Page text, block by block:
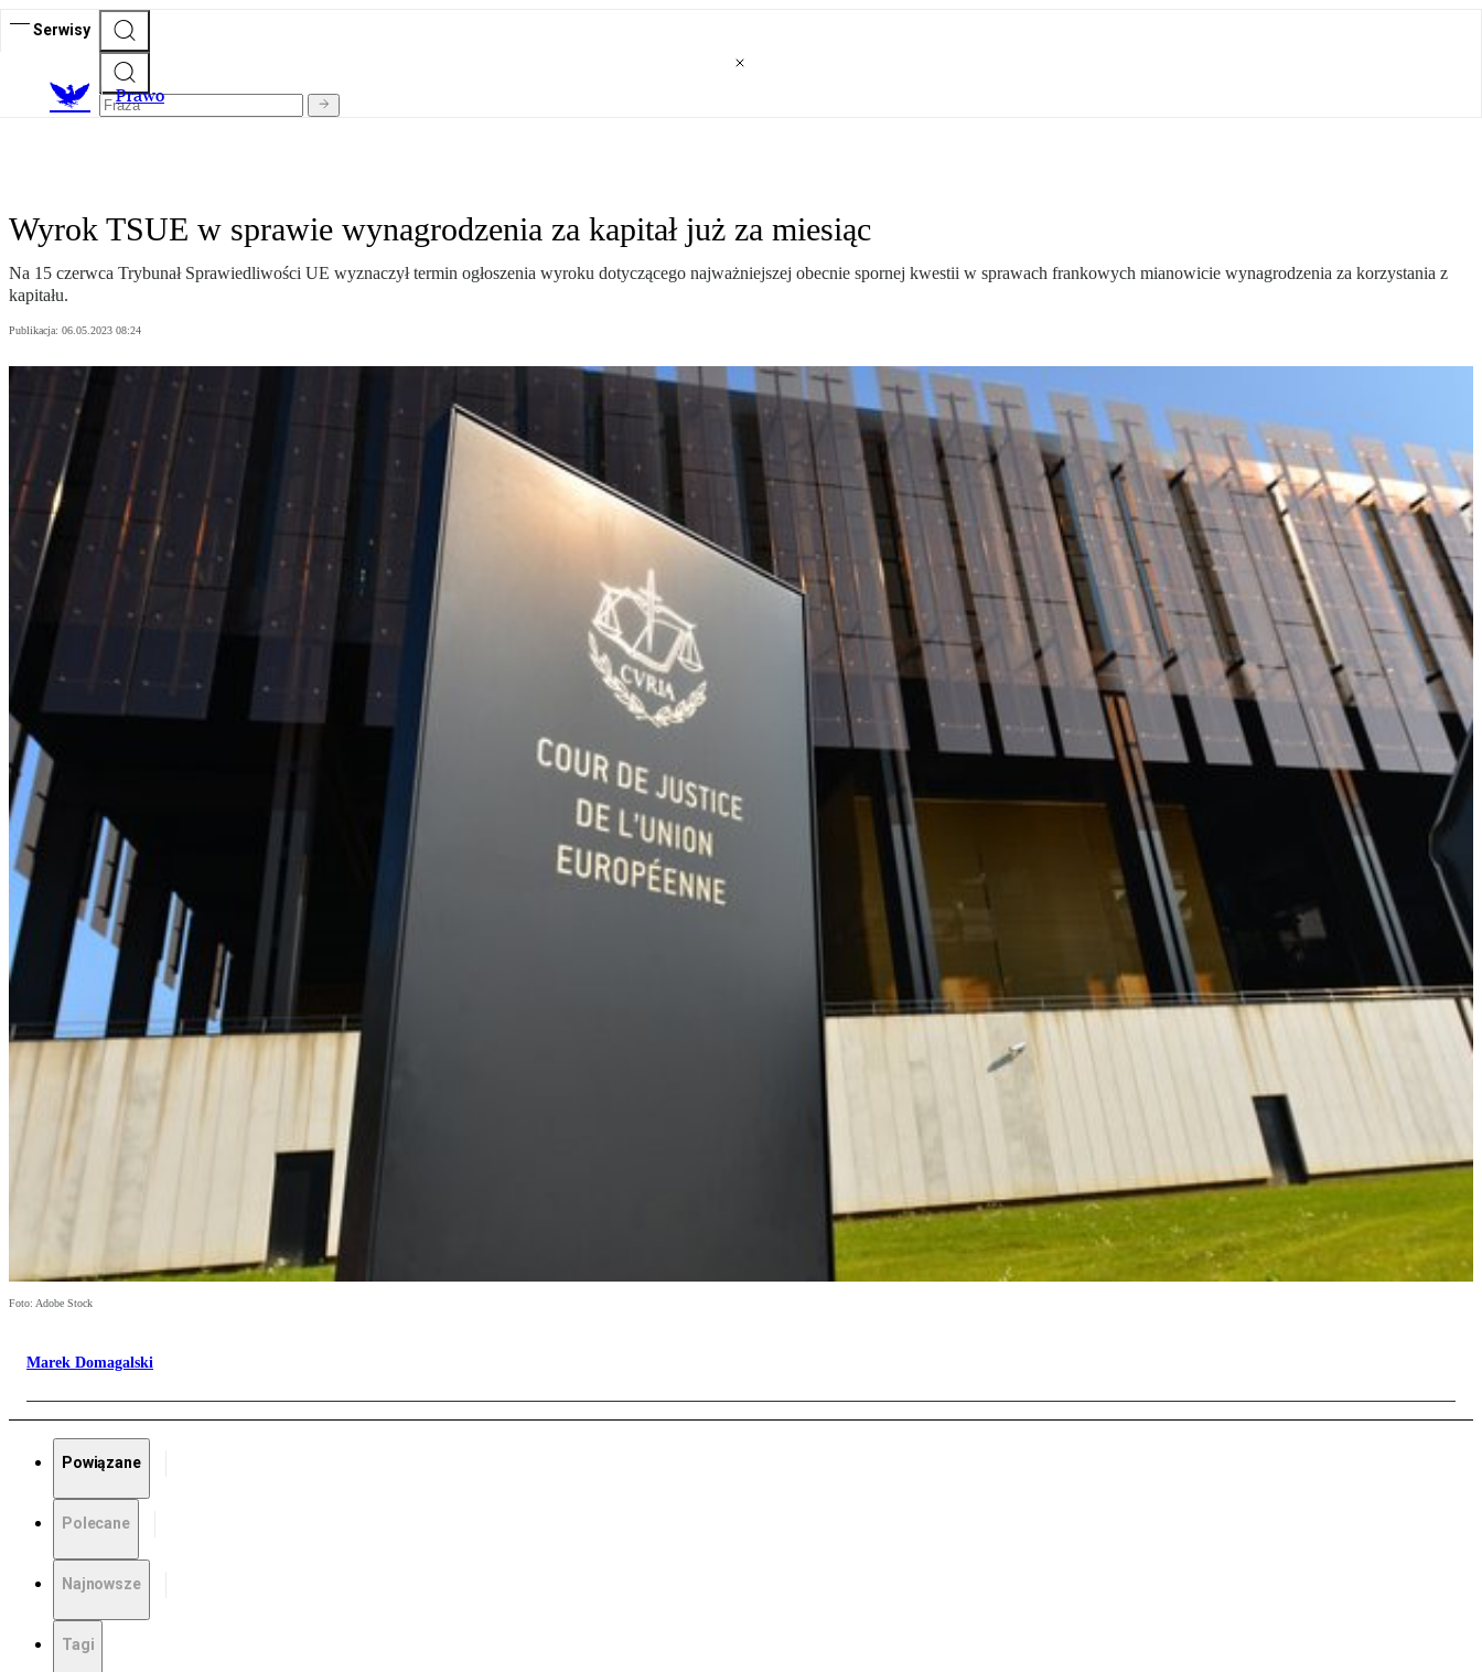
Serwisy
Prawo
Wyrok TSUE w sprawie wynagrodzenia za kapitał już za miesiąc
Na 15 czerwca Trybunał Sprawiedliwości UE wyznaczył termin ogłoszenia wyroku dotyczącego najważniejszej obecnie spornej kwestii w sprawach frankowych mianowicie wynagrodzenia za korzystania z
kapitału.
Publikacja: 06.05.2023 08:24
Foto: Adobe Stock
Marek Domagalski
Powiązane
Polecane
Najnowsze
Tagi